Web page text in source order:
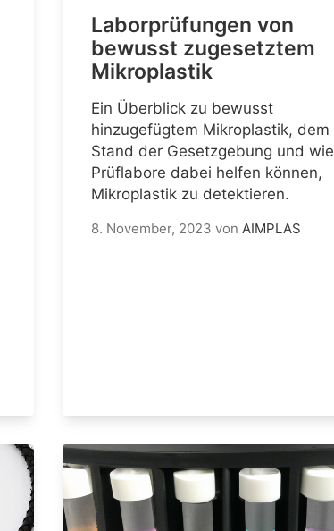
Laborprüfungen von
bewusst zugesetztem
Mikroplastik
Ein Überblick zu bewusst
hinzugefügtem Mikroplastik, dem
Stand der Gesetzgebung und wie
Prüflabore dabei helfen können,
Mikroplastik zu detektieren.
8. November, 2023 von AIMPLAS